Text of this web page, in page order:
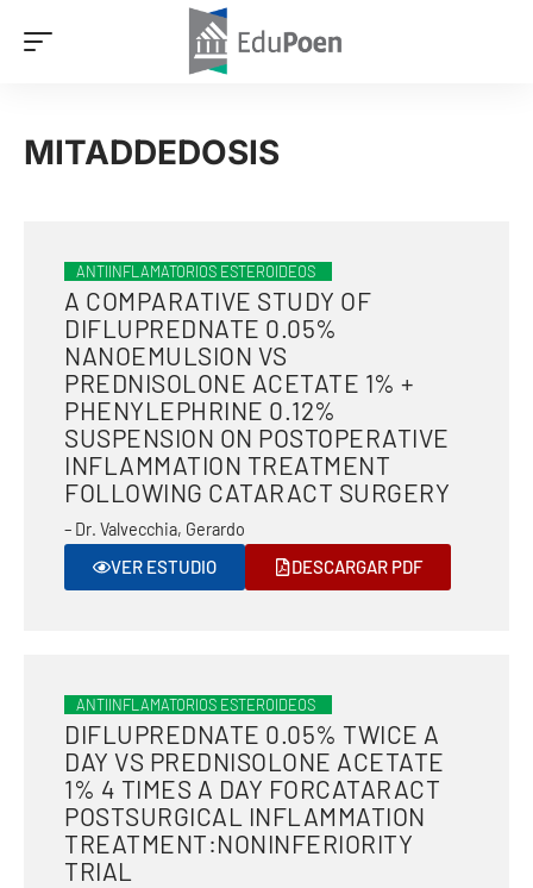
MITADDEDOSIS
ANTIINFLAMATORIOS ESTEROIDEOS
A COMPARATIVE STUDY OF
DIFLUPREDNATE 0.05%
NANOEMULSION VS
PREDNISOLONE ACETATE 1% +
PHENYLEPHRINE 0.12%
SUSPENSION ON POSTOPERATIVE
INFLAMMATION TREATMENT
FOLLOWING CATARACT SURGERY
– Dr. Valvecchia, Gerardo
VER ESTUDIO DESCARGAR PDF
ANTIINFLAMATORIOS ESTEROIDEOS
DIFLUPREDNATE 0.05% TWICE A
DAY VS PREDNISOLONE ACETATE
1% 4 TIMES A DAY FORCATARACT
POSTSURGICAL INFLAMMATION
TREATMENT:NONINFERIORITY
TRIAL